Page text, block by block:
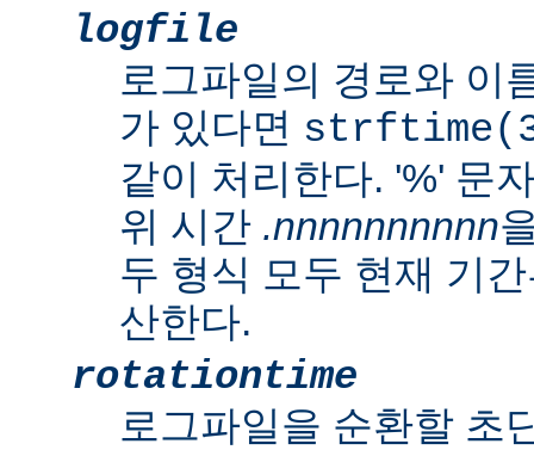
logfile
로그파일의 경로와 이
가 있다면
같이 처리한다. '%' 문
위 시간 .nnnnnnnnnn
두 형식 모두 현재 기
산한다.
rotationtime
로그파일을 순환할 초